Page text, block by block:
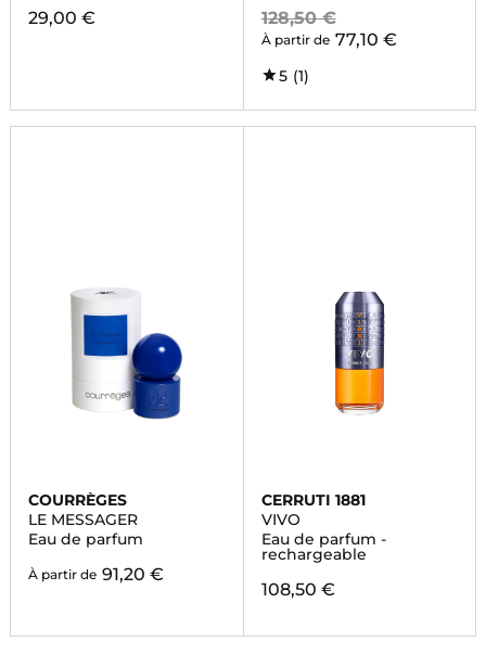
29,00 € 128,50 €
À partir de 77,10 €
5 (1)
COURRÈGES
LE MESSAGER
Eau de parfum
À partir de 91,20 €
CERRUTI 1881
VIVO
Eau de parfum -
rechargeable
108,50 €